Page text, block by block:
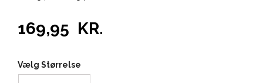
169,95 KR.
Vælg Størrelse